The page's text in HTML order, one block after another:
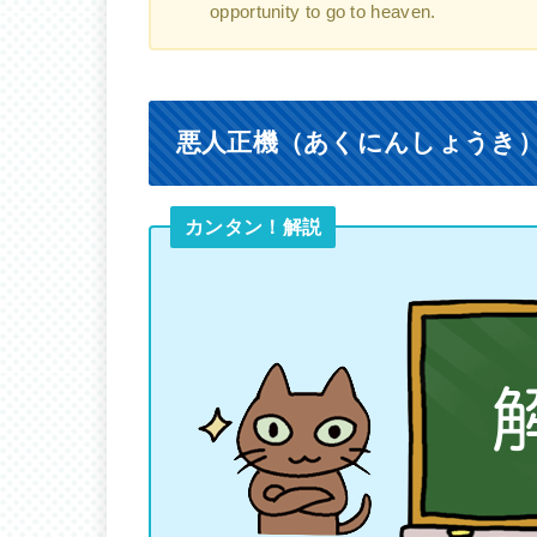
opportunity to go to heaven.
悪人正機（あくにんしょうき
カンタン！解説